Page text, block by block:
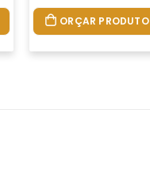
ORÇAR PRODUTO